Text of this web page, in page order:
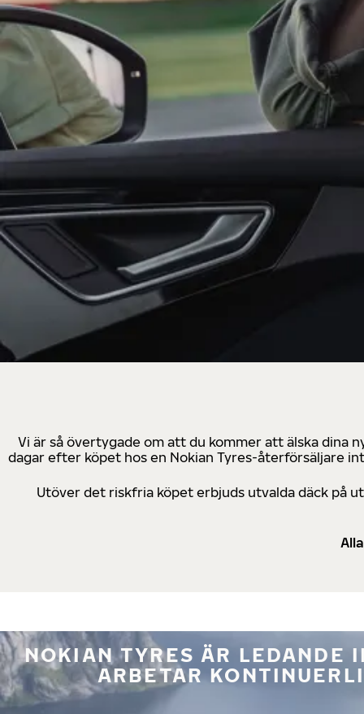
Vi är så övertygade om att du kommer att älska dina
dagar efter köpet hos en Nokian Tyres-återförsäljare
Utöver det riskfria köpet erbjuds utvalda däck på
NOKIAN TYRES ÄR LEDANDE
ARBETAR